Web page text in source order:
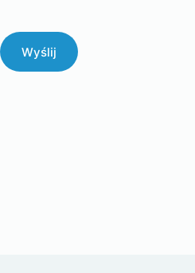
Wyślij